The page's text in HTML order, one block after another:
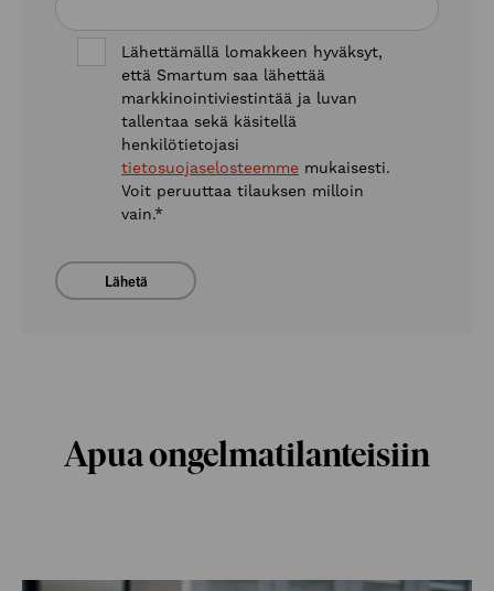
Lähettämällä lomakkeen hyväksyt,
että Smartum saa lähettää
markkinointiviestintää ja luvan
tallentaa sekä käsitellä
henkilötietojasi
tietosuojaselosteemme mukaisesti.
Voit peruuttaa tilauksen milloin
vain.*
Apua ongelmatilanteisiin